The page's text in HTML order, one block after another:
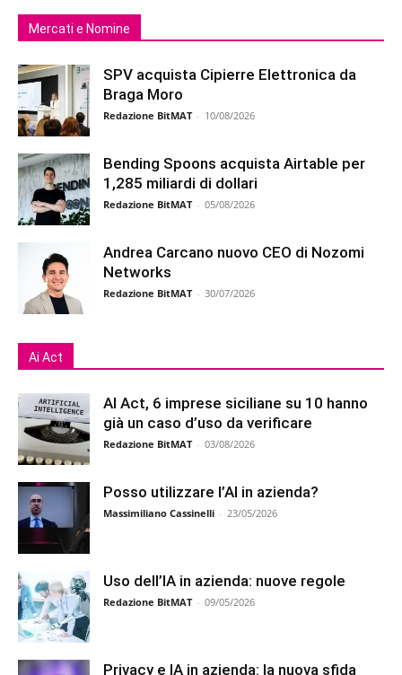
Mercati e Nomine
SPV acquista Cipierre Elettronica da
Braga Moro
Redazione BitMAT - 10/08/2026
Bending Spoons acquista Airtable per
1,285 miliardi di dollari
Redazione BitMAT - 05/08/2026
Andrea Carcano nuovo CEO di Nozomi
Networks
Redazione BitMAT - 30/07/2026
Ai Act
AI Act, 6 imprese siciliane su 10 hanno
già un caso d’uso da verificare
Redazione BitMAT - 03/08/2026
Posso utilizzare l’AI in azienda?
Massimiliano Cassinelli - 23/05/2026
Uso dell’IA in azienda: nuove regole
Redazione BitMAT - 09/05/2026
Privacy e IA in azienda: la nuova sfida